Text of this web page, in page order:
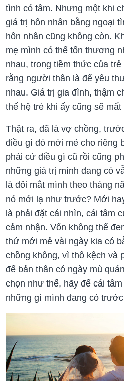
tình có tâm. Nhưng một khi
giá trị hôn nhân bằng ngoại
hôn nhân cũng không còn.
mẹ mình có thể tổn thương
nhau, trong tiềm thức của
rằng người thân là để yêu
nhau. Giá trị gia đình, thậm
thế hệ trẻ khi ấy cũng sẽ mất
Thật ra, đã là vợ chồng,
điều gì đó mới mẻ cho riêng
phải cứ điều gì cũ rồi cũng
những giá trị mình đang có
là đôi mắt mình theo tháng
nó mới lạ như trước? Mới
là phải đặt cái nhìn, cái tâm
cảm nhận. Vốn không thể
thứ mới mẻ vài ngày kia có
chồng không, vì thô kệch và
để bản thân có ngày mù
chọn như thế, hãy để cái
những gì mình đang có